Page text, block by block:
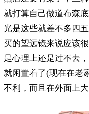
就打算自己做道布森
光是这些就差不多四
买的望远镜来说应该
是心理上还是过不去
就闲置着了(现在在老
不利，而且在外面上